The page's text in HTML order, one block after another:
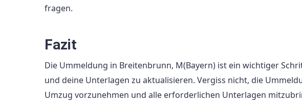
fragen.
Fazit
Die Ummeldung in Breitenbrunn, M(Bayern) ist ein wichtiger
und deine Unterlagen zu aktualisieren. Vergiss nicht, die
Umzug vorzunehmen und alle erforderlichen Unterlagen